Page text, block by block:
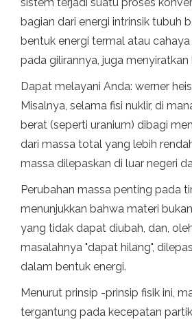
bagian dari energi intrinsik tubuh
bentuk energi termal atau cahaya
pada gilirannya, juga menyiratkan
Dapat melayani Anda: werner
Misalnya, selama fisi nuklir, di
berat (seperti uranium) dibagi
dari massa total yang lebih
massa dilepaskan di luar negeri
Perubahan massa penting pada
menunjukkan bahwa materi
yang tidak dapat diubah, dan,
masalahnya "dapat hilang",
dalam bentuk energi.
Menurut prinsip -prinsip fisik ini,
tergantung pada kecepatan